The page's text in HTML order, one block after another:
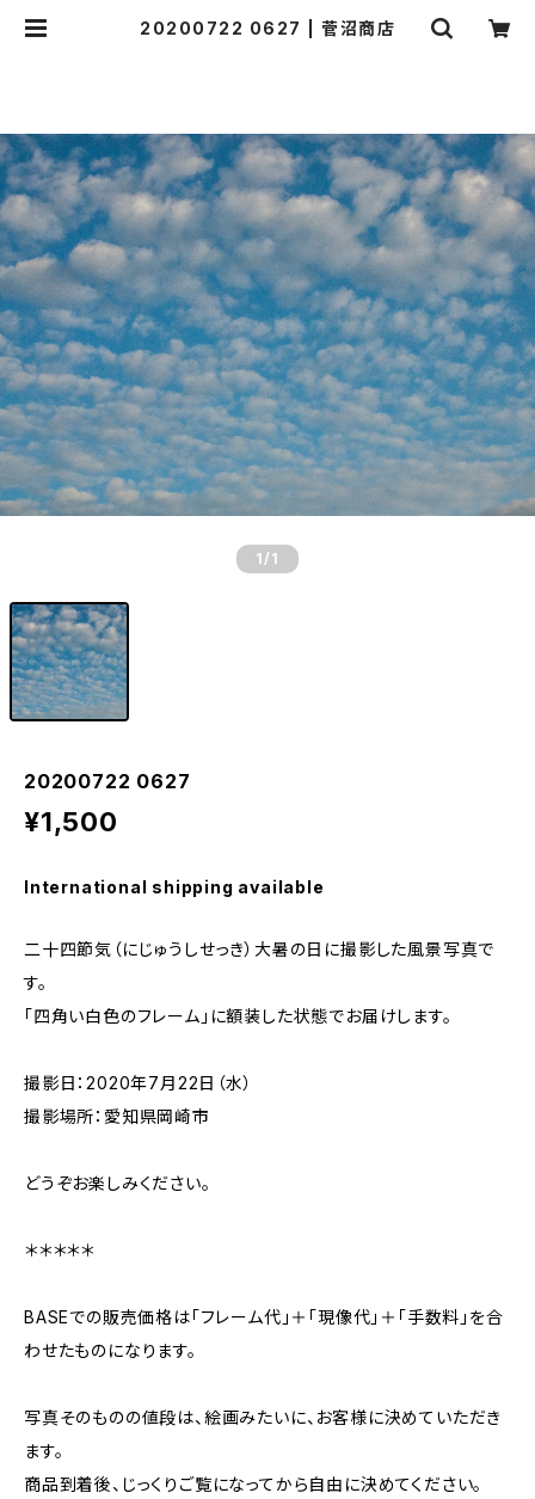
20200722 0627 | 菅沼商店
1 /1
20200722 0627
¥1,500
International shipping available
二十四節気（にじゅうしせっき）大暑の日に撮影した風景写真で
す。
「四角い白色のフレーム」に額装した状態でお届けします。
撮影日：2020年7月22日（水）
撮影場所：愛知県岡崎市
どうぞお楽しみください。
＊＊＊＊＊
BASEでの販売価格は「フレーム代」＋「現像代」＋「手数料」を合
わせたものになります。
写真そのものの値段は、絵画みたいに、お客様に決めていただき
ます。
商品到着後、じっくりご覧になってから自由に決めてください。